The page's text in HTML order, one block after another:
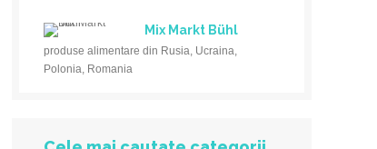
Mix Markt Bühl
produse alimentare din Rusia, Ucraina,
Polonia, Romania